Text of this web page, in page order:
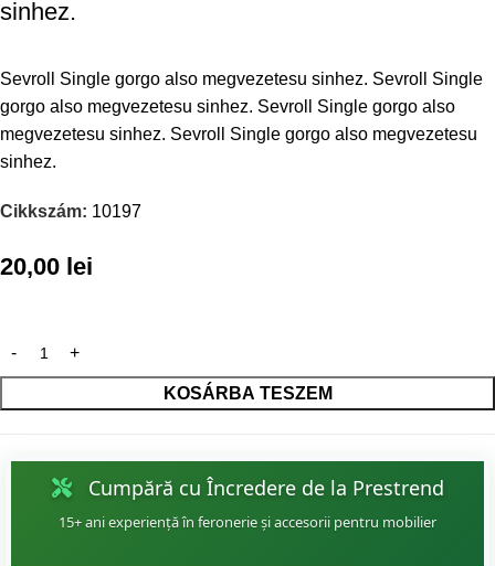
sinhez.
Sevroll Single gorgo also megvezetesu sinhez. Sevroll Single
gorgo also megvezetesu sinhez. Sevroll Single gorgo also
megvezetesu sinhez. Sevroll Single gorgo also megvezetesu
sinhez.
Cikkszám: 10197
20,00 lei
KOSÁRBA TESZEM
Cumpără cu Încredere de la Prestrend
15+ ani experiență în feronerie și accesorii pentru mobilier